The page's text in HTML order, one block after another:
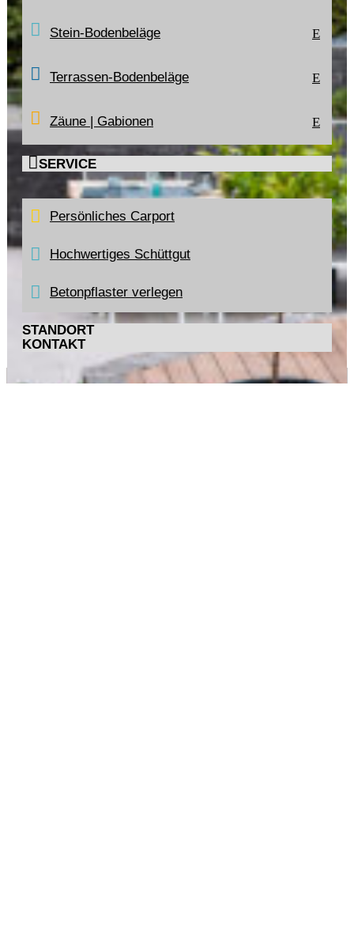
Stein-Bodenbeläge E
Terrassen-Bodenbeläge E
Zäune | Gabionen E
SERVICE
Persönliches Carport
Hochwertiges Schüttgut
Betonpflaster verlegen
STANDORT
KONTAKT